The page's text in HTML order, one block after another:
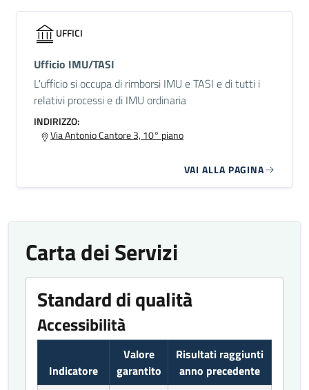
UFFICI
Ufficio IMU/TASI
L'ufficio si occupa di rimborsi IMU e TASI e di tutti i
relativi processi e di IMU ordinaria
INDIRIZZO:
Via Antonio Cantore 3, 10° piano
VAI ALLA PAGINA
Carta dei Servizi
Standard di qualità
Accessibilità
Indicatore
Valore
garantito
Risultati raggiunti
anno precedente